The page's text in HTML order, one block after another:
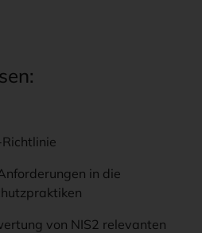
in die
von NIS2 relevanten